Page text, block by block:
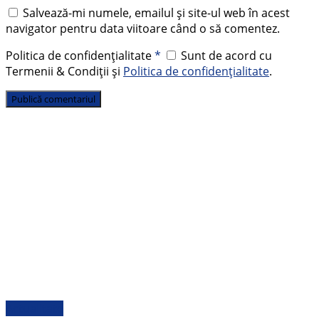
Salvează-mi numele, emailul și site-ul web în acest
navigator pentru data viitoare când o să comentez.
Politica de confidențialitate*
Sunt de acord cu
Termenii & Condiții și Politica de confidențialitate.